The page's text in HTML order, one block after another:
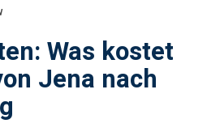
Was kostet
Jena nach